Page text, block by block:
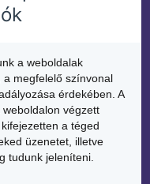
már csak
majd veled, hogy
a weboldalak
a megfelelő színvonal
érdekében. A
végzett
a téged
üzenetet, illetve
tudunk jeleníteni.